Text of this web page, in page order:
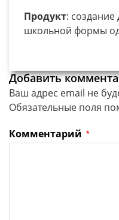
Продукт: создание
школьной формы
Добавить
Ваш адрес email не
Обязательные поля
Комментарий *